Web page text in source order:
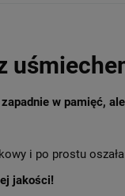
w pamięć,
i po prostu
jakości!